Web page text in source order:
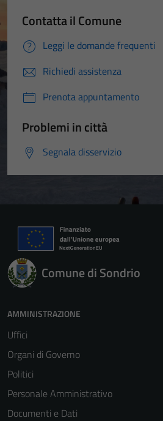
Contatta il Comune
Leggi le domande frequenti
Richiedi assistenza
Prenota appuntamento
Problemi in città
Segnala disservizio
Comune di Sondrio
AMMINISTRAZIONE
Uffici
Organi di Governo
Politici
Personale Amministrativo
Documenti e Dati